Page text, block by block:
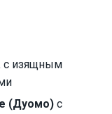
с изящным
(Дуомо) с